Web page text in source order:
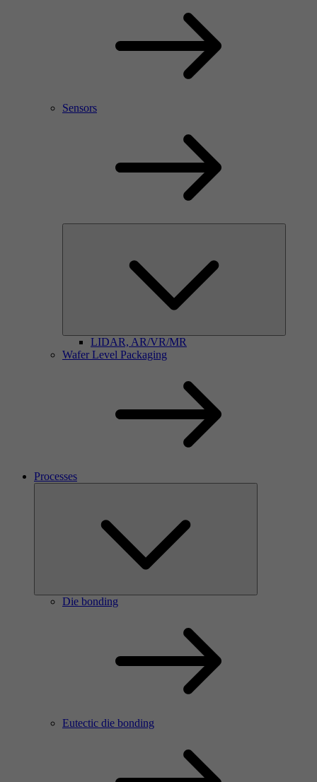
Sensors
LIDAR, AR/VR/MR
Wafer Level Packaging
Processes
Die bonding
Eutectic die bonding